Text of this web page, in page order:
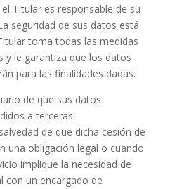
Titular es responsable de su
seguridad de sus datos está
toma todas las medidas
y le garantiza que los datos
para las finalidades dadas.
de que sus datos
a terceras
de que dicha cesión de
una obligación legal o cuando
implique la necesidad de
con un encargado de